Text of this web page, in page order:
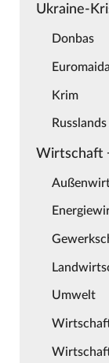
Ukraine-
Donbas
Krim
Wirtschaft
Umwelt